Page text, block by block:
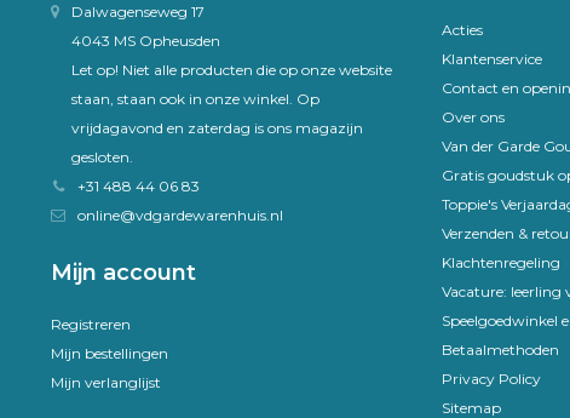
Dalwagenseweg 17
4043 MS Opheusden
Let op! Niet alle producten die op onze website
staan, staan ook in onze winkel. Op
vrijdagavond en zaterdag is ons magazijn
gesloten.
+31 488 44 06 83
online@vdgardewarenhuis.nl
Mijn account
Registreren
Mijn bestellingen
Mijn verlanglijst
Acties
Klantenservice
Contact en
Over ons
Van der Garde
Gratis goudstuk
Toppie's
Verzenden &
Klachtenregeling
Vacature: leerling
Speelgoedwinkel
Betaalmethoden
Privacy Policy
Sitemap